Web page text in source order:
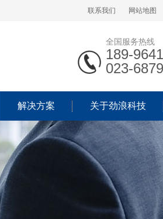
联系我们 网站地图
全国服务热线
189-
023-
解决方案 关于劲浪科技